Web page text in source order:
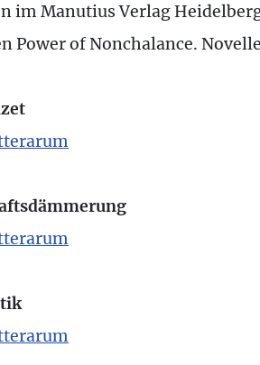
im Manutius Verlag
Power of Nonchalance.